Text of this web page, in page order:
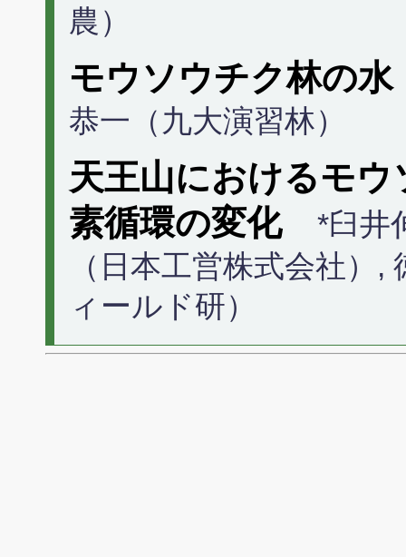
農）
モウソウチク林の水
恭一（九大演習林）
天王山におけるモ
素循環の変化
*臼井
（日本工営株式会社）
ィールド研）